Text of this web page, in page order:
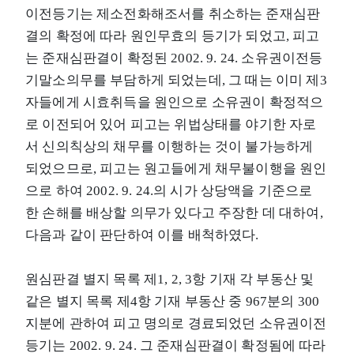
이전등기는 제소전화해조서를 취소하는 준재심판
결의 확정에 따라 원인무효의 등기가 되었고, 피고
는 준재심판결이 확정된 2002. 9. 24. 소유권이전등
기말소의무를 부담하게 되었는데, 그 때는 이미 제3
자들에게 시효취득을 원인으로 소유권이 확정적으
로 이전되어 있어 피고는 위법상태를 야기한 자로
서 신의칙상의 채무를 이행하는 것이 불가능하게
되었으므로, 피고는 원고들에게 채무불이행을 원인
으로 하여 2002. 9. 24.의 시가 상당액을 기준으로
한 손해를 배상할 의무가 있다고 주장한 데 대하여,
다음과 같이 판단하여 이를 배척하였다.
원심판결 별지 목록 제1, 2, 3항 기재 각 부동산 및
같은 별지 목록 제4항 기재 부동산 중 967분의 300
지분에 관하여 피고 명의로 경료되었던 소유권이전
등기는 2002. 9. 24. 그 준재심판결이 확정됨에 따라